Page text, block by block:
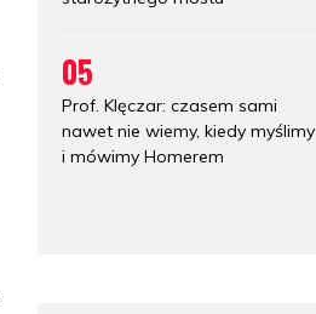
05
Prof. Klęczar: czasem sami
nawet nie wiemy, kiedy myślimy
i mówimy Homerem